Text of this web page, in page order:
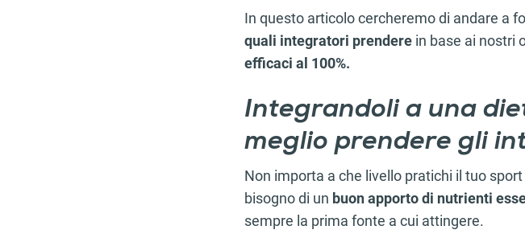
In questo articolo cercheremo di andare a
quali integratori prendere in base ai nostri
efficaci al 100%.
Integrandoli a una
meglio prendere gli
Non importa a che livello pratichi il tuo
bisogno di un buon apporto di nutrienti
sempre la prima fonte a cui attingere.